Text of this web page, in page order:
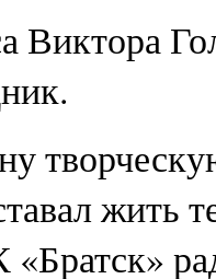
Виктора
жить